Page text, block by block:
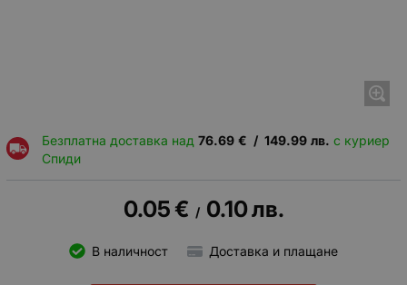
Безплатна доставка над 76.69 € / 149.99 лв. с куриер
Спиди
0.05€ / 0.10лв.
В наличност Доставка и плащане